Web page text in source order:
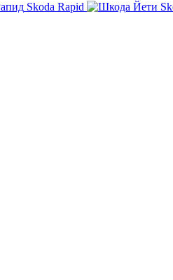
Skoda Rapid